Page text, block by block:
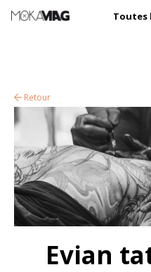
Toutes
Retour
Evian